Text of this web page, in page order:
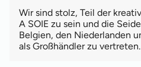
Wir sind stolz, Teil der
A SOIE zu sein und die
Belgien, den Niederlanden
als Großhändler zu vertreten.